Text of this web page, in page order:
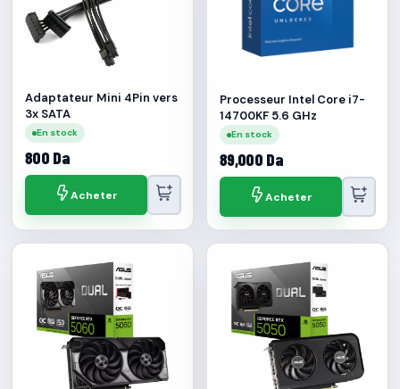
Adaptateur Mini 4Pin vers
3x SATA
En stock
800 Da
Acheter
Processeur Intel Core i7-
14700KF 5.6 GHz
En stock
89,000 Da
Acheter